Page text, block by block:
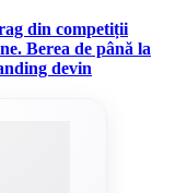
din competiții
Berea de până la
devin